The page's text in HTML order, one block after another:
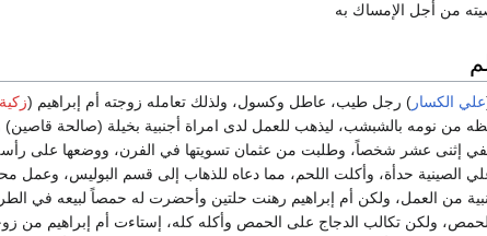
من أجل الإمساك به
علي الكسار ) رجل طيب، عاطل وكسول، ولذلك تعامله زوجته أم إبراهيم (
من نومه بالشبشب، ليذهب للعمل لدى امراة أجنبية بخيلة (صالحة قاصين)
إثنى عشر شخصاً، وطلبت من عثمان تسويتها في الفرن، ووضعها على
الصينية حدأة، وأكلت اللحم، مما دعاه للذهاب إلى قسم البوليس، وعمل
من العمل، ولكن أم إبراهيم رهنت حلتين وأحضرت له حمصاً لبيعه في
ولكن تكالب الدجاج على الحمص وأكله كله، إستاءت أم إبراهيم من